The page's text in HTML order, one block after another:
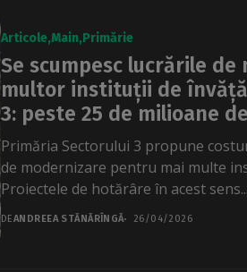
Articole Main Primărie
Se scumpesc lucrările de
multor instituții de
3: peste 25 de milioane
Primăria Sectorului 3 propune
de modernizare pentru mai multe
Proiectele de hotărâre în acest sens...
DEANDREEA STĂNĂRÎNGĂ 26/04/2026